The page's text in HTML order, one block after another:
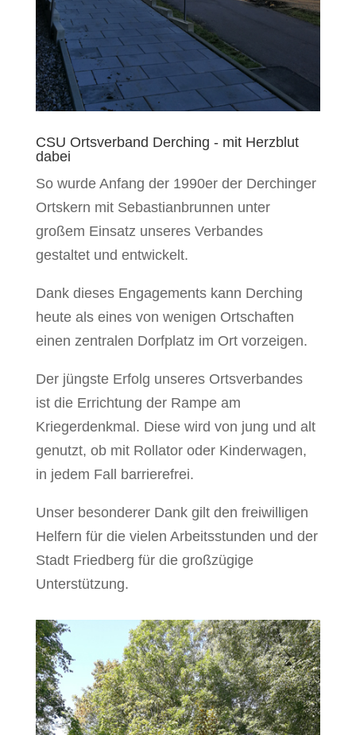
CSU Ortsverband Derching - mit Herzblut
dabei
So wurde Anfang der 1990er der Derchinger
Ortskern mit Sebastianbrunnen unter
großem Einsatz unseres Verbandes
gestaltet und entwickelt.
Dank dieses Engagements kann Derching
heute als eines von wenigen Ortschaften
einen zentralen Dorfplatz im Ort vorzeigen.
Der jüngste Erfolg unseres Ortsverbandes
ist die Errichtung der Rampe am
Kriegerdenkmal. Diese wird von jung und alt
genutzt, ob mit Rollator oder Kinderwagen,
in jedem Fall barrierefrei.
Unser besonderer Dank gilt den freiwilligen
Helfern für die vielen Arbeitsstunden und der
Stadt Friedberg für die großzügige
Unterstützung.